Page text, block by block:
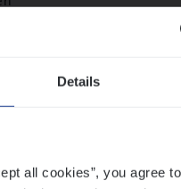
Details
all cookies”, you agree
Mari­ne Cargo
Sales Management